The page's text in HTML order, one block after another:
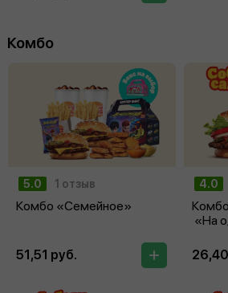
Комбо
5.0 1 отзыв
Комбо «Семейное»
51,51 руб.
4.0
«На